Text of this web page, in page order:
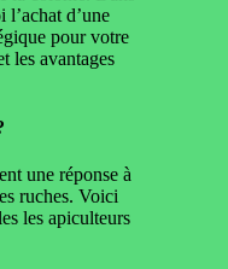
d’une
pour votre
les avantages
une réponse à
ruches. Voici
les apiculteurs